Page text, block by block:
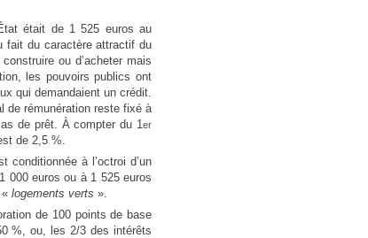
était de 1 525 euros au
fait du caractère attractif du
ou d’acheter mais
les pouvoirs publics ont
qui demandaient un crédit.
de rémunération reste fixé à
de prêt. À compter du 1er
de 2,5 %.
conditionnée à l’octroi d’un
000 euros ou à 1 525 euros
logements verts ».
de 100 points de base
%, ou, les 2/3 des intérêts